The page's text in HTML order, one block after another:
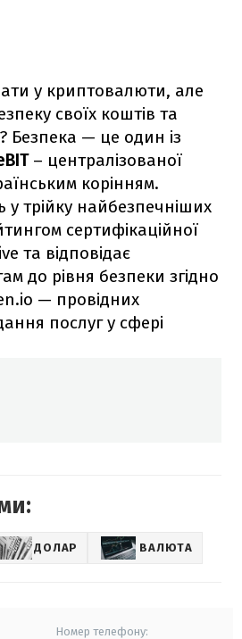
у криптовалюти, але
своїх коштів та
Безпека — це один із
– централізованої
корінням.
у трійку найбезпечніших
сертифікаційної
та відповідає
до рівня безпеки згідно
— провідних
послуг у сфері
ДОЛАР ВАЛЮТА
Номер телефону: